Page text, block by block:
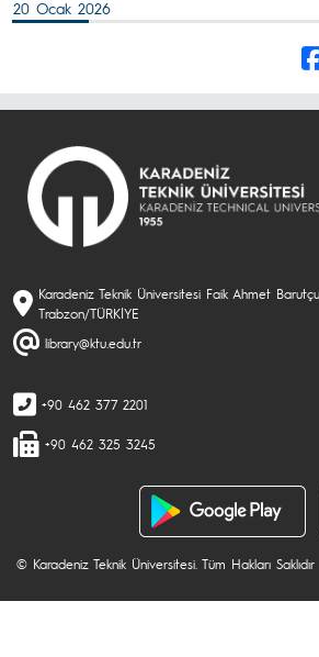
20 Ocak 2026
Karadeniz Teknik Üniversitesi Faik Ahmet
Trabzon/TÜRKİYE
library@ktu.edu.tr
+90 462 377 2201
+90 462 325 3245
© Karadeniz Teknik Üniversitesi. Tüm Hakları Saklıdır